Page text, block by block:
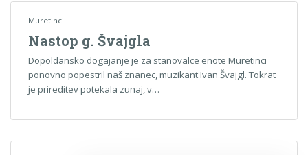
Muretinci
Nastop g. Švajgla
Dopoldansko dogajanje je za stanovalce enote Muretinci
ponovno popestril naš znanec, muzikant Ivan Švajgl. Tokrat
je prireditev potekala zunaj, v…